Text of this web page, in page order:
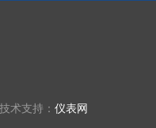
术支持： 仪表网